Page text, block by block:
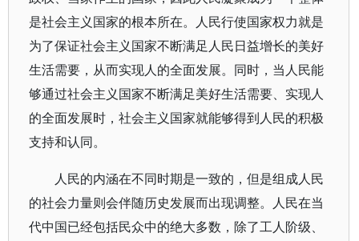
是社会主义国家的根本所在。人民行使国家权力就是
为了保证社会主义国家不断满足人民日益增长的美好
生活需要，从而实现人的全面发展。同时，当人民能
够通过社会主义国家不断满足美好生活需要、实现人
的全面发展时，社会主义国家就能够得到人民的积极
支持和认同。
人民的内涵在不同时期是一致的，但是组成人民
的社会力量则会伴随历史发展而出现调整。人民在当
代中国已经包括民众中的绝大多数，除了工人阶级、